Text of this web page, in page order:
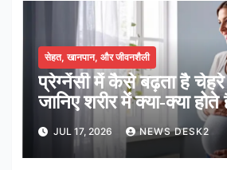
सेहत, खानपान, और जीवनशैली
प्रेग्नेंसी में कैसे बढ़ता है चेहरे
जानिए शरीर में क्या-क्या
JUL 17, 2026 NEWS DESK2